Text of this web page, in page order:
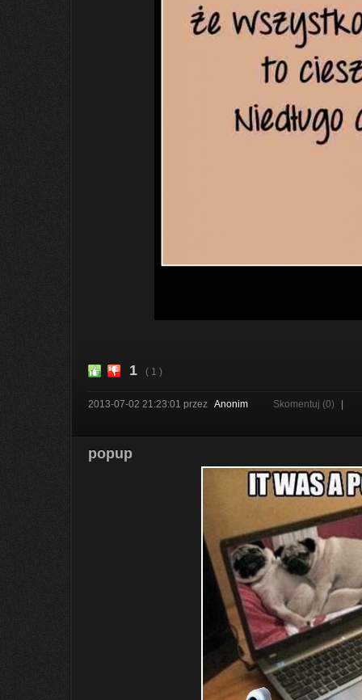
1 ( 1 )
2013-07-02 21:23:01 przez Anonim Skomentuj (0)
popup